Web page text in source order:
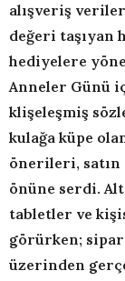
alışveriş
değeri taşıyan
hediyelere
Anneler Günü
klişeleşmiş
kulağa küpe
önerileri, satın
önüne serdi.
tabletler ve
görürken;
üzerinden